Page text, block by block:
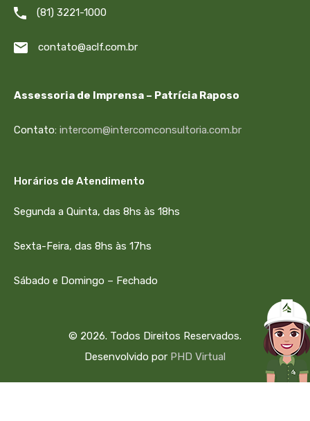
Boa Vista Boulevard
3 (1 suíte)
1
(81) 3221-1000
contato@aclf.com.br
Assessoria de Imprensa – Patrícia Raposo
Contato: intercom@intercomconsultoria.com.br
Horários de Atendimento
Segunda a Quinta, das 8hs às 18hs
Sexta-Feira, das 8hs às 17hs
Sábado e Domingo – Fechado
© 2026. Todos Direitos Reservados.
Desenvolvido por PHD Virtual